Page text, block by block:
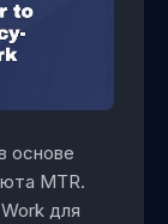
основе
MTR.
для